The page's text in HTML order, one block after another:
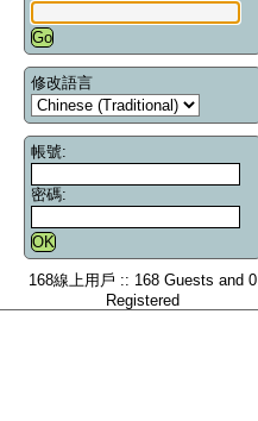
修改語言
帳號:
密碼:
168線上用戶 :: 168 Guests and 0
Registered